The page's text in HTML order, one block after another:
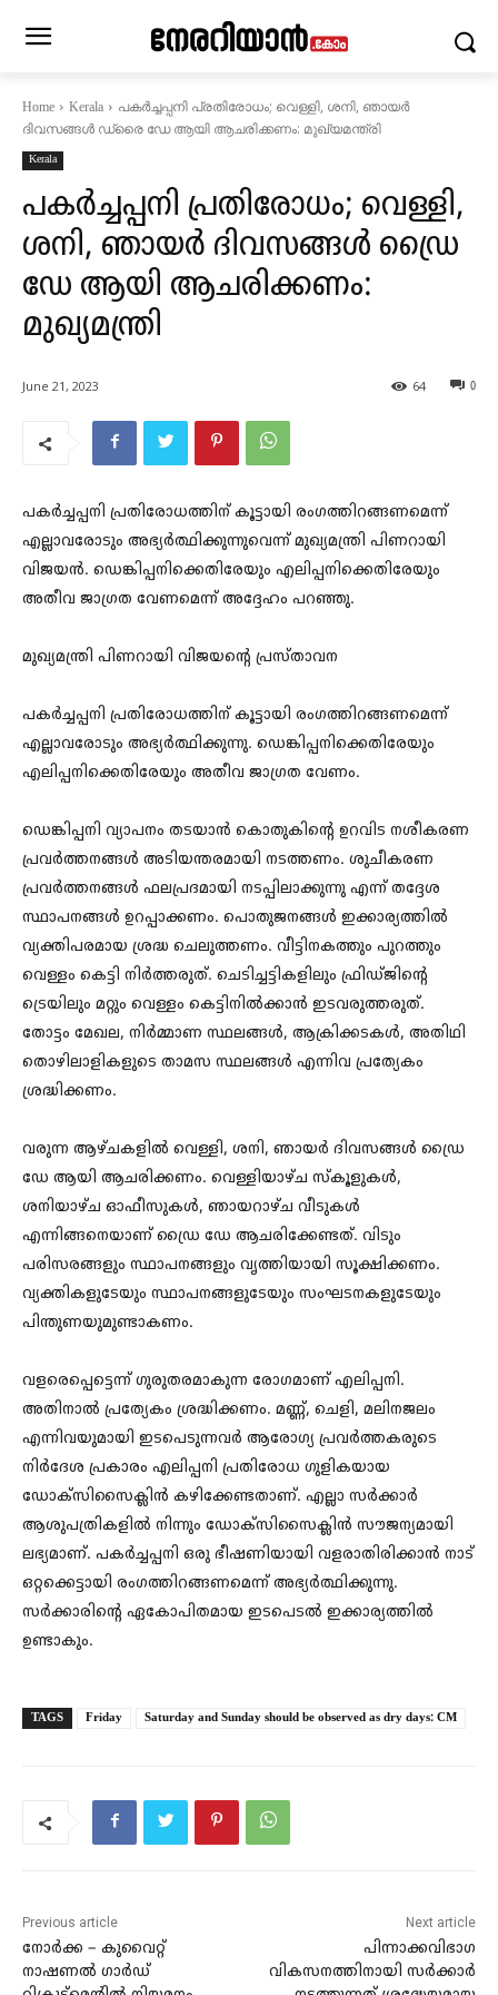
Home Kerala
പകര്‍ച്ചപ്പനി പ്രതിരോധം; വെള്ളി, ശനി, ഞായര്‍
ദിവസങ്ങള്‍ ഡ്രൈ ഡേ ആയി ആചരിക്കണം: മുഖ്യമന്ത്രി
Kerala
പകര്‍ച്ചപ്പനി പ്രതിരോധം; വെള്ളി,
ശനി, ഞായര്‍ ദിവസങ്ങള്‍ ഡ്രൈ
ഡേ ആയി ആചരിക്കണം:
മുഖ്യമന്ത്രി
June 21, 2023 0
64
പകര്‍ച്ചപ്പനി പ്രതിരോധത്തിന് കൂട്ടായി രംഗത്തിറങ്ങണമെന്ന്
എല്ലാവരോടും അഭ്യർത്ഥിക്കുന്നുവെന്ന് മുഖ്യമന്ത്രി പിണറായി
വിജയൻ. ഡെങ്കിപ്പനിക്കെതിരേയും എലിപ്പനിക്കെതിരേയും
അതീവ ജാഗ്രത വേണമെന്ന് അദ്ദേഹം പറഞ്ഞു.
മുഖ്യമന്ത്രി പിണറായി വിജയന്റെ പ്രസ്താവന
പകര്‍ച്ചപ്പനി പ്രതിരോധത്തിന് കൂട്ടായി രംഗത്തിറങ്ങണമെന്ന്
എല്ലാവരോടും അഭ്യർത്ഥിക്കുന്നു. ഡെങ്കിപ്പനിക്കെതിരേയും
എലിപ്പനിക്കെതിരേയും അതീവ ജാഗ്രത വേണം.
ഡെങ്കിപ്പനി വ്യാപനം തടയാന്‍ കൊതുകിന്റെ ഉറവിട നശീകരണ
പ്രവര്‍ത്തനങ്ങള്‍ അടിയന്തരമായി നടത്തണം. ശുചീകരണ
പ്രവര്‍ത്തനങ്ങള്‍ ഫലപ്രദമായി നടപ്പിലാക്കുന്നു എന്ന് തദ്ദേശ
സ്ഥാപനങ്ങൾ ഉറപ്പാക്കണം. പൊതുജനങ്ങൾ ഇക്കാര്യത്തിൽ
വ്യക്തിപരമായ ശ്രദ്ധ ചെലുത്തണം. വീട്ടിനകത്തും പുറത്തും
വെള്ളം കെട്ടി നിര്‍ത്തരുത്. ചെടിച്ചട്ടികളിലും ഫ്രിഡ്ജിന്റെ
ട്രെയിലും മറ്റും വെള്ളം കെട്ടിനിൽക്കാൻ ഇടവരുത്തരുത്.
തോട്ടം മേഖല, നിര്‍മ്മാണ സ്ഥലങ്ങള്‍, ആക്രിക്കടകള്‍, അതിഥി
തൊഴിലാളികളുടെ താമസ സ്ഥലങ്ങള്‍ എന്നിവ പ്രത്യേകം
ശ്രദ്ധിക്കണം.
വരുന്ന ആഴ്ചകളില്‍ വെള്ളി, ശനി, ഞായര്‍ ദിവസങ്ങള്‍ ഡ്രൈ
ഡേ ആയി ആചരിക്കണം. വെള്ളിയാഴ്ച സ്‌കൂളുകള്‍,
ശനിയാഴ്ച ഓഫീസുകള്‍, ഞായറാഴ്ച വീടുകള്‍
എന്നിങ്ങനെയാണ് ഡ്രൈ ഡേ ആചരിക്കേണ്ടത്. വിടും
പരിസരങ്ങളും സ്ഥാപനങ്ങളും വൃത്തിയായി സൂക്ഷിക്കണം.
വ്യക്തികളുടേയും സ്ഥാപനങ്ങളുടേയും സംഘടനകളുടേയും
പിന്തുണയുമുണ്ടാകണം.
വളരെപ്പെട്ടെന്ന് ഗുരുതരമാകുന്ന രോഗമാണ് എലിപ്പനി.
അതിനാല്‍ പ്രത്യേകം ശ്രദ്ധിക്കണം. മണ്ണ്, ചെളി, മലിനജലം
എന്നിവയുമായി ഇടപെടുന്നവര്‍ ആരോഗ്യ പ്രവര്‍ത്തകരുടെ
നിര്‍ദേശ പ്രകാരം എലിപ്പനി പ്രതിരോധ ഗുളികയായ
ഡോക്‌സിസൈക്ലിന്‍ കഴിക്കേണ്ടതാണ്. എല്ലാ സര്‍ക്കാര്‍
ആശുപത്രികളില്‍ നിന്നും ഡോക്‌സിസൈക്ലിന്‍ സൗജന്യമായി
ലഭ്യമാണ്. പകർച്ചപ്പനി ഒരു ഭീഷണിയായി വളരാതിരിക്കാൻ നാട്
ഒറ്റക്കെട്ടായി രംഗത്തിറങ്ങണമെന്ന് അഭ്യർത്ഥിക്കുന്നു.
സർക്കാരിന്റെ ഏകോപിതമായ ഇടപെടൽ ഇക്കാര്യത്തിൽ
ഉണ്ടാകും.
TAGS Friday Saturday and Sunday should be observed as dry days: CM
Previous article
നോർക്ക – കുവൈറ്റ്
നാഷണല്‍ ഗാര്‍ഡ്
Next article
പിന്നാക്കവിഭാഗ
വികസനത്തിനായി സർക്കാർ